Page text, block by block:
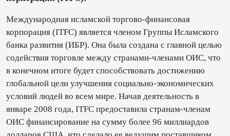
Международная исламской торгово-финансовая
корпорация (ITFC) является членом Группы Исламского
банка развития (ИБР). Она была создана с главной целью
содействия торговле между странами-членами ОИС, что
в конечном итоге будет способствовать достижению
глобальной цели улучшения социально-экономических
условий людей во всем мире. Начав деятельность в
январе 2008 года, ITFC предоставила странам-членам
ОИС финансирование на сумму более 96 миллиардов